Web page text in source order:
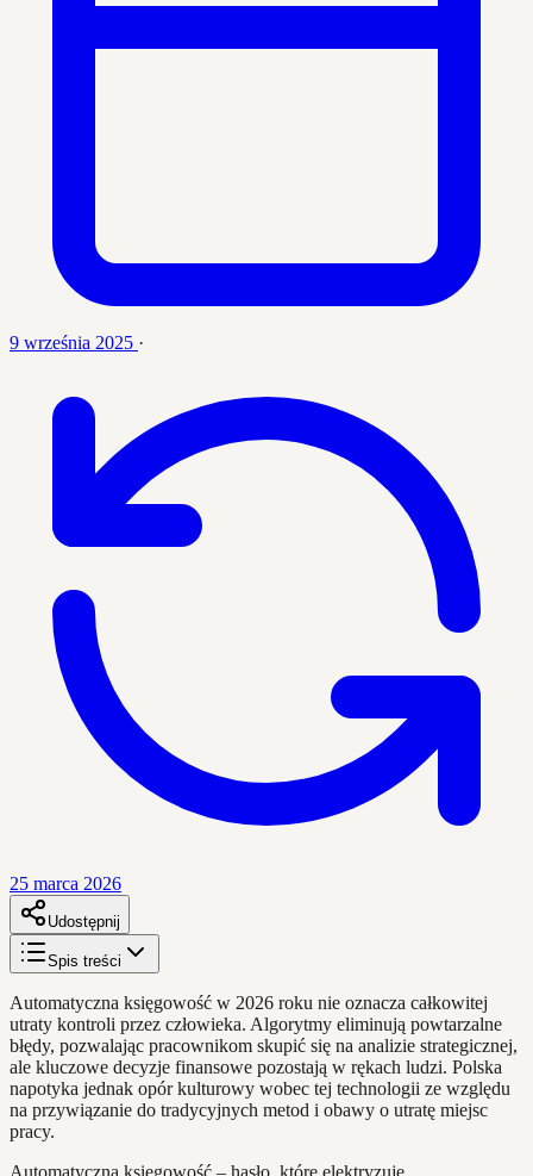
9 września 2025 ·
25 marca 2026
Udostępnij
Spis treści
Automatyczna księgowość w 2026 roku nie oznacza całkowitej
utraty kontroli przez człowieka. Algorytmy eliminują powtarzalne
błędy, pozwalając pracownikom skupić się na analizie strategicznej,
ale kluczowe decyzje finansowe pozostają w rękach ludzi. Polska
napotyka jednak opór kulturowy wobec tej technologii ze względu
na przywiązanie do tradycyjnych metod i obawy o utratę miejsc
pracy.
Automatyczna księgowość – hasło, które elektryzuje